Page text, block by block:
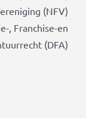
(NFV)
, Franchise-en
(DFA)